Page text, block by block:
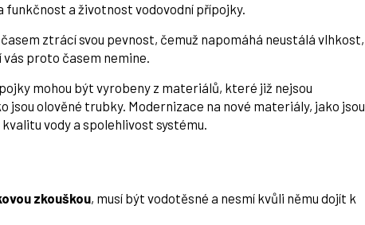
a životnost vodovodní přípojky.
ztrácí svou pevnost, čemuž napomáhá neustálá vlhkost,
proto časem nemine.
mohou být vyrobeny z materiálů, které již nejsou
jsou olověné trubky. Modernizace na nové materiály, jako jsou
vody a spolehlivost systému.
zkouškou, musí být vodotěsné a nesmí kvůli němu dojít k